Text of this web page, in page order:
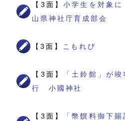
【3面】小学生を対象
山県神社庁育成部会
【3面】 こもれび
【3面】
「土鈴館」が
行 小國神社
【3面】
「幣饌料御下